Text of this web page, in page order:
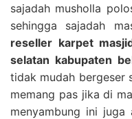
sajadah musholla
sehingga sajadah
reseller karpet
selatan kabupaten
tidak mudah bergeser
memang pas jika di
menyambung ini juga